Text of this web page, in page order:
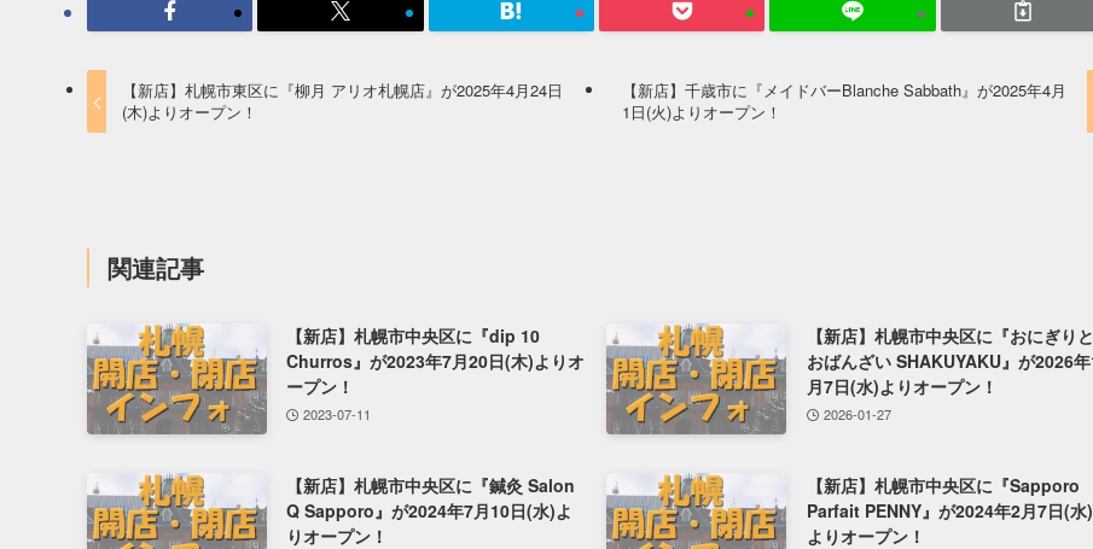
【新店】札幌市東区に『柳月 アリオ札幌店』が2025年4月24日
(木)よりオープン！
【新店】千歳市に『メイドバーBlanche Sabbath』が2025年4月
1日(火)よりオープン！
関連記事
【新店】札幌市中央区に『dip 10
Churros』が2023年7月20日(木)よりオ
ープン！
2023-07-11
【新店】札幌市中央区に『おにぎりと
おばんざい SHAKUYAKU』が2026年
月7日(水)よりオープン！
2026-01-27
【新店】札幌市中央区に『鍼灸 Salon
Q Sapporo』が2024年7月10日(水)よ
りオープン！
【新店】札幌市中央区に『Sapporo
Parfait PENNY』が2024年2月7日(水)
よりオープン！